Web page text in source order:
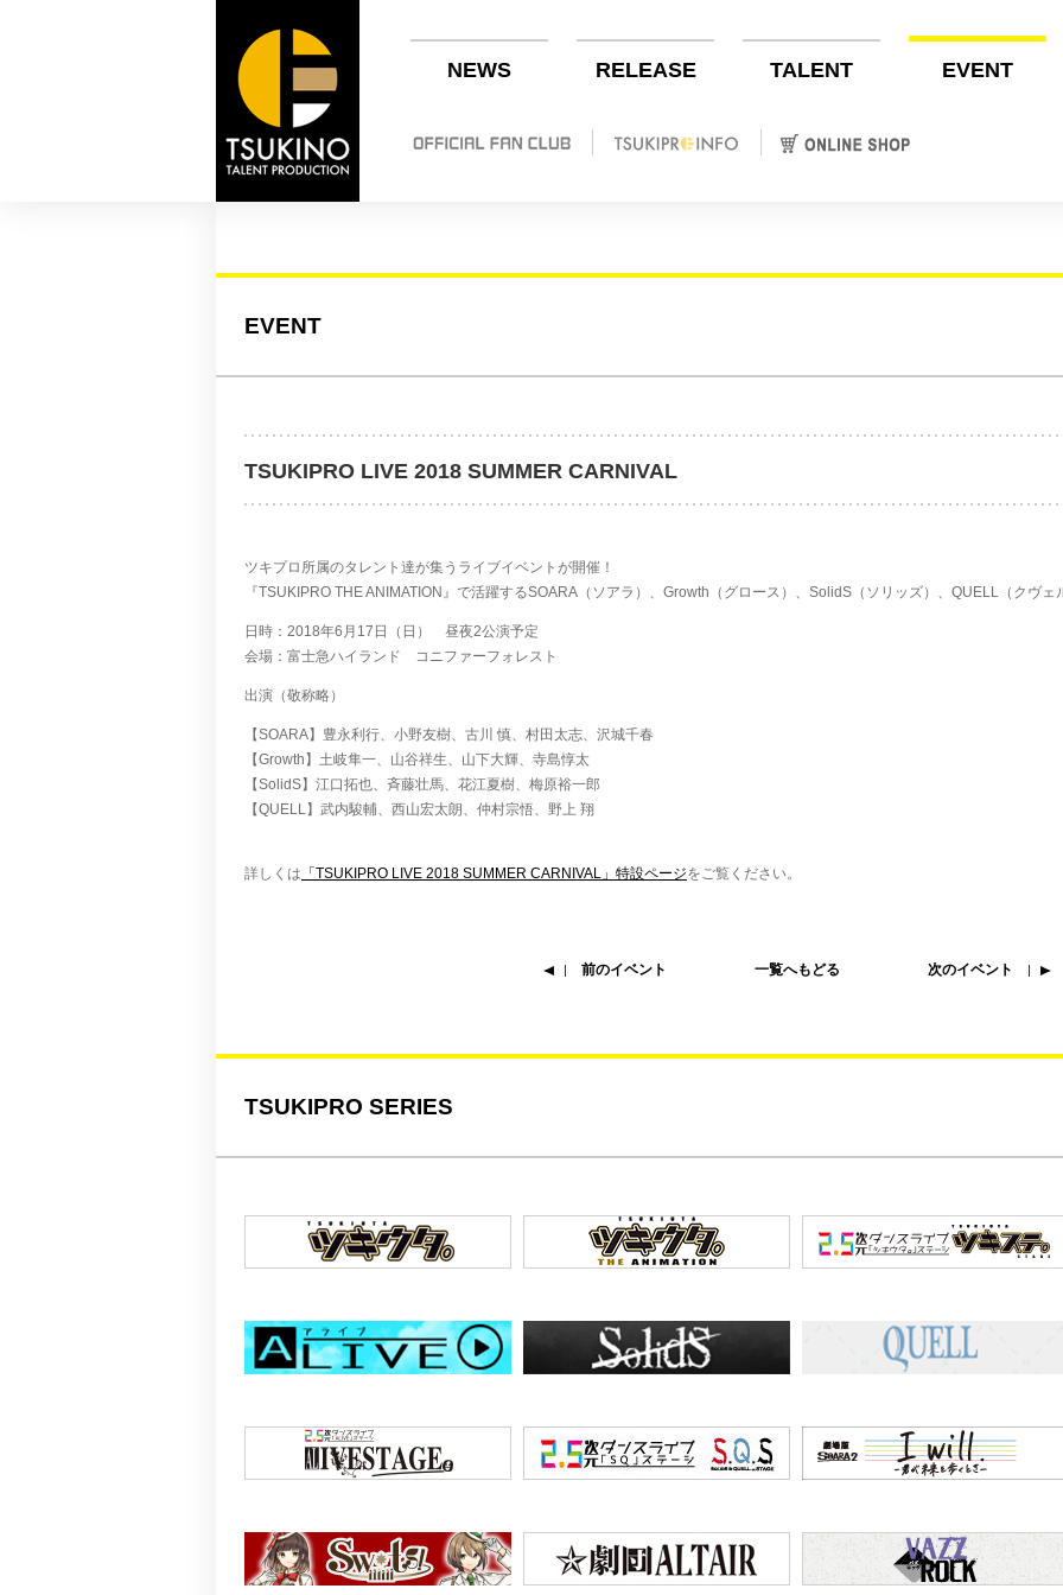
NEWS RELEASE TALENT EVENT
EVENT
TSUKIPRO LIVE 2018 SUMMER CARNIVAL
ツキプロ所属のタレント達が集うライブイベントが開催！
『TSUKIPRO THE ANIMATION』で活躍するSOARA（ソアラ）、Growth（グロース）、SolidS（ソリッズ）、QUELL（クヴェ
日時：2018年6月17日（日） 昼夜2公演予定
会場：富士急ハイランド コニファーフォレスト
出演（敬称略）
【SOARA】豊永利行、小野友樹、古川 慎、村田太志、沢城千春
【Growth】土岐隼一、山谷祥生、山下大輝、寺島惇太
【SolidS】江口拓也、斉藤壮馬、花江夏樹、梅原裕一郎
【QUELL】武内駿輔、西山宏太朗、仲村宗悟、野上 翔
詳しくは 「TSUKIPRO LIVE 2018 SUMMER CARNIVAL」特設ページをご覧ください。
前のイベント 一覧へもどる 次のイベント
TSUKIPRO SERIES